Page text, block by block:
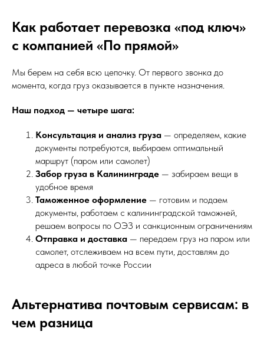
Как работает перевозка «под ключ»
с компанией «По прямой»
Мы берем на себя всю цепочку. От первого звонка до
момента, когда груз оказывается в пункте назначения.
Наш подход — четыре шага:
Консультация и анализ груза — определяем, какие
документы потребуются, выбираем оптимальный
маршрут (паром или самолет)
Забор груза в Калининграде — забираем вещи в
удобное время
Таможенное оформление — готовим и подаем
документы, работаем с калининградской таможней,
решаем вопросы по ОЭЗ и санкционным ограничениям
Отправка и доставка — передаем груз на паром или
самолет, отслеживаем на всем пути, доставлям до
адреса в любой точке России
Альтернатива почтовым сервисам: в
чем разница